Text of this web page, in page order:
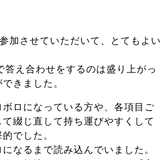
加させていただいて、とてもよい
答え合わせをするのは盛り上がっ
きました。
ロになっている方や、各項目ご
綴じ直して持ち運びやすくして
でした。
なるまで読み込んでいました。